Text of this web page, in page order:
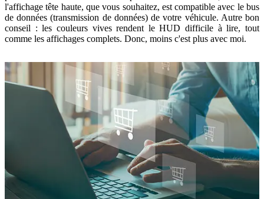
l'affichage tête haute, que vous souhaitez, est compatible avec le bus
de données (transmission de données) de votre véhicule. Autre bon
conseil : les couleurs vives rendent le HUD difficile à lire, tout
comme les affichages complets. Donc, moins c'est plus avec moi.